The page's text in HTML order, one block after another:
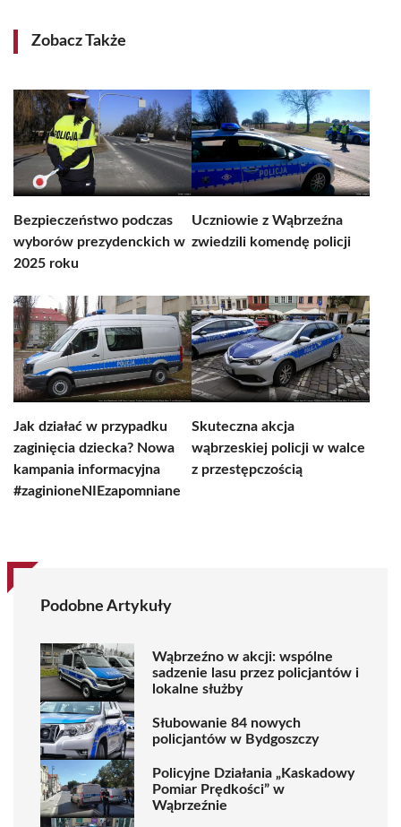
Zobacz Także
Bezpieczeństwo podczas
wyborów prezydenckich w
2025 roku
Uczniowie z Wąbrzeźna
zwiedzili komendę policji
Jak działać w przypadku
zaginięcia dziecka? Nowa
kampania informacyjna
#zaginioneNIEzapomniane
Skuteczna akcja
wąbrzeskiej policji w walce
z przestępczością
Podobne Artykuły
Wąbrzeźno w akcji: wspólne
sadzenie lasu przez policjantów i
lokalne służby
Słubowanie 84 nowych
policjantów w Bydgoszczy
Policyjne Działania „Kaskadowy
Pomiar Prędkości” w
Wąbrzeźnie